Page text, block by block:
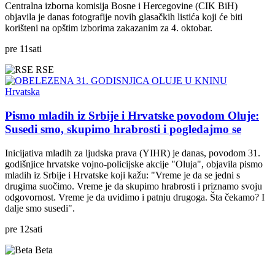
Centralna izborna komisija Bosne i Hercegovine (CIK BiH)
objavila je danas fotografije novih glasačkih listića koji će biti
korišteni na opštim izborima zakazanim za 4. oktobar.
pre 11sati
RSE
Hrvatska
Pismo mladih iz Srbije i Hrvatske povodom Oluje:
Susedi smo, skupimo hrabrosti i pogledajmo se
Inicijativa mladih za ljudska prava (YIHR) je danas, povodom 31.
godišnjice hrvatske vojno-policijske akcije "Oluja", objavila pismo
mladih iz Srbije i Hrvatske koji kažu: "Vreme je da se jedni s
drugima suočimo. Vreme je da skupimo hrabrosti i priznamo svoju
odgovornost. Vreme je da uvidimo i patnju drugoga. Šta čekamo? I
dalje smo susedi".
pre 12sati
Beta